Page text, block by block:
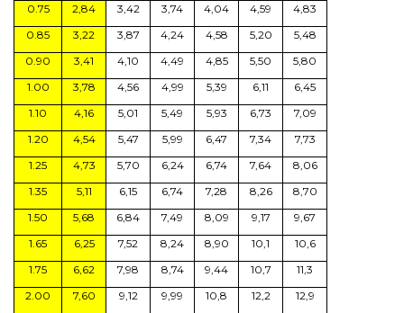
0.75 2,84 3,42 3,74 4,04 4,59
4,83
0.85
3,22 3,87 4,24 4,58 5,20
5,48
0.90
3,41 4,10 4,49 4,85 5,50
5,80
1.00
3,78 4,56 4,99 5,39 6,11
6,45
1.10
4,16 5,01 5,49 5,93 6,73
7,09
1.20
4,54 5,47 5,99 6,47 7,34
7,73
1.25
4,73 5,70 6,24 6,74 7,64
8,06
1.35
5,11 6,15 6,74 7,28 8,26
8,70
1.50
5,68 6,84 7,49 8,09 9,17
9,67
1.65
6,25 7,52 8,24 8,90 10,1
10,6
1.75
6,62 7,98 8,74 9,44 10,7
11,3
2.00
7,60 9,12 9,99 10,8 12,2
12,9